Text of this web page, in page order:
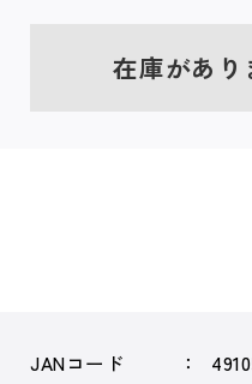
在庫があり
JANコード